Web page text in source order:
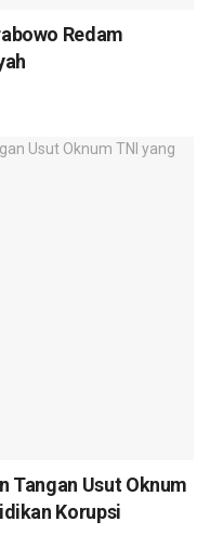
Redam
Tangan Usut Oknum
Korupsi